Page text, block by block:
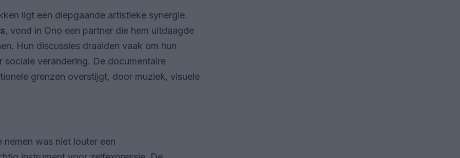
ligt een diepgaande artistieke synergie.
, vond in Ono een partner die hem uitdaagde
Hun discussies draaiden vaak om hun
verandering. De documentaire
grenzen overstijgt, door muziek, visuele
was niet louter een